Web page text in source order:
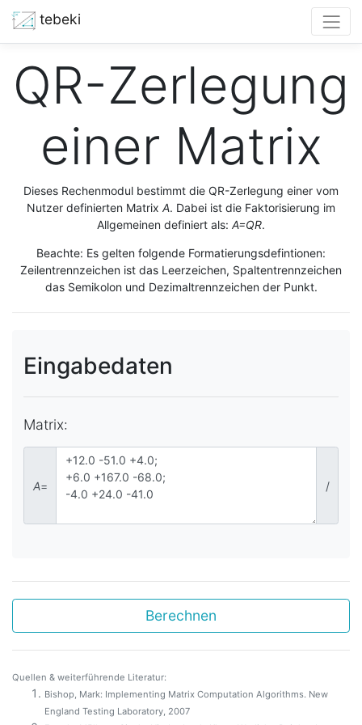
tebeki
QR-Zerlegung
einer Matrix
Dieses Rechenmodul bestimmt die QR-Zerlegung einer vom
Nutzer definierten Matrix A. Dabei ist die Faktorisierung im
Allgemeinen definiert als: A=QR.
Beachte: Es gelten folgende Formatierungsdefintionen:
Zeilentrennzeichen ist das Leerzeichen, Spaltentrennzeichen
das Semikolon und Dezimaltrennzeichen der Punkt.
Eingabedaten
Matrix:
A= /
Berechnen
Quellen & weiterführende Literatur:
Bishop, Mark: Implementing Matrix Computation Algorithms. New
England Testing Laboratory, 2007